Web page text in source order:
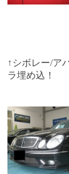
↑シボレー/
ラ埋め込！